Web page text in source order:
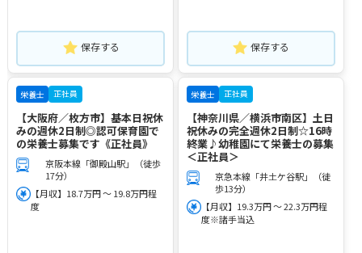
保存する 保存する
栄養士 正社員
【大阪府／枚方市】基本日祝休
みの週休2日制◎認可保育園で
の栄養士募集です《正社員》
京阪本線「御殿山駅」（徒歩
17分）
【月収】18.7万円 ～ 19.8万円程
度
栄養士 正社員
【神奈川県／横浜市南区】土日
祝休みの完全週休2日制☆16時
終業♪幼稚園にて栄養士の募集
＜正社員＞
京急本線「井土ケ谷駅」（徒
歩13分）
【月収】19.3万円 ～ 22.3万円程
度※諸手当込